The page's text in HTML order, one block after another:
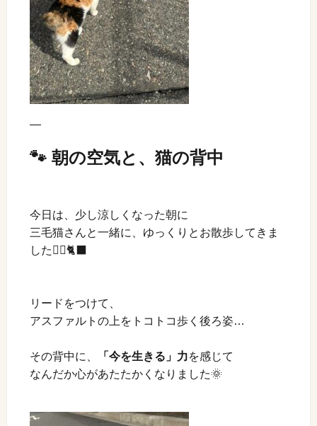
—
🐾 朝の空気と、猫の背中
今日は、少し涼しくなった朝に
三毛猫さんと一緒に、ゆっくりとお散歩してきま
した🚶‍♀️🐈‍⬛
リードをつけて、
アスファルトの上をトコトコ歩く後ろ姿…
その背中に、 「今を生きる」力を感じて
なんだか心があたたかくなりました🌞